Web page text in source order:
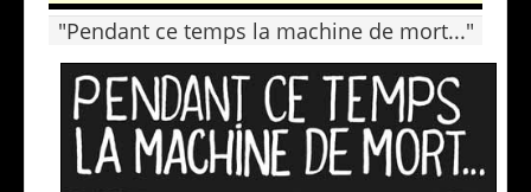
"Pendant ce temps la machine de mort..."